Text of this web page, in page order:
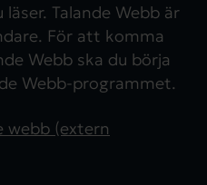
Talande Webb är
För att komma
Webb ska du börja
Webb-programmet.
webb (extern